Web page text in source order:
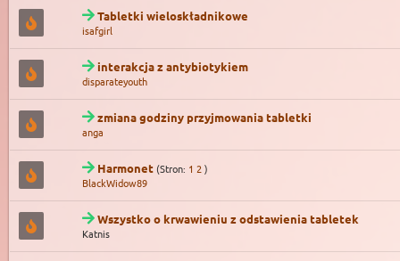
Tabletki wieloskładnikowe
isafgirl
interakcja z antybiotykiem
disparateyouth
zmiana godziny przyjmowania tabletki
anga
Harmonet(Stron: 1 2 )
BlackWidow89
Wszystko o krwawieniu z odstawienia tabletek
Katnis